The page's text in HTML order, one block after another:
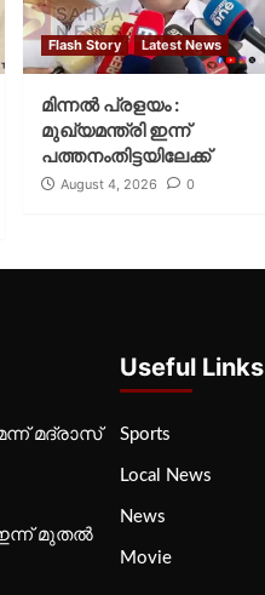
Flash Story Latest News
മിന്നല്‍ പ്രളയം :
മുഖ്യമന്ത്രി ഇന്ന്
പത്തനംതിട്ടയിലേക്ക്
August 4, 2026 0
മദ്രാസ്
മുതല്‍
Useful Links
Sports
Local News
News
Movie